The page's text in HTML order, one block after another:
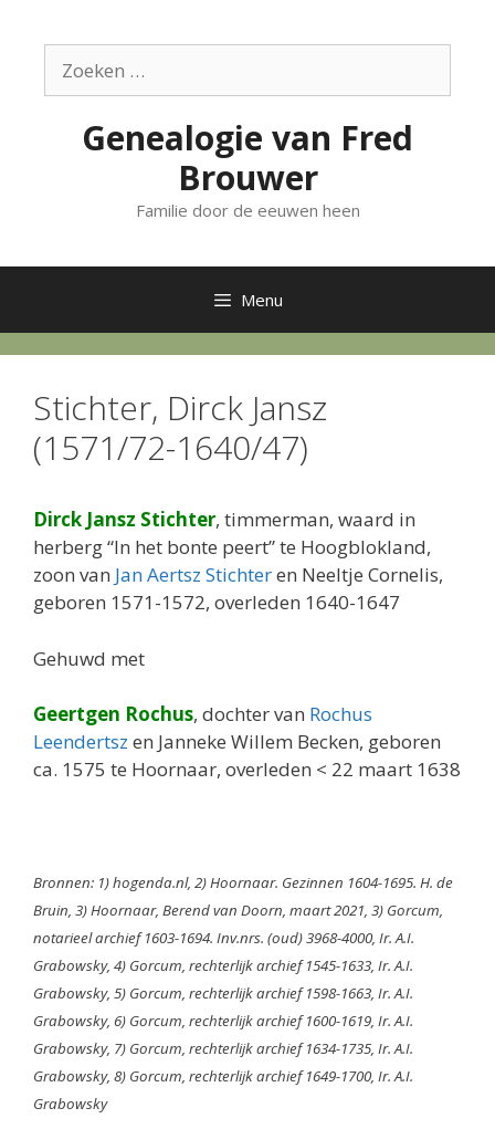
inhoudnaar:
Genealogie van Fred
Brouwer
Familie door de eeuwen heen
Menu
Stichter, Dirck Jansz
(1571/72-1640/47)
Dirck Jansz Stichter, timmerman, waard in
herberg “In het bonte peert” te Hoogblokland,
zoon van Jan Aertsz Stichteren Neeltje Cornelis,
geboren 1571-1572, overleden 1640-1647
Gehuwd met
Geertgen Rochus, dochter van Rochus
Leendertsz en Janneke Willem Becken, geboren
ca. 1575 te Hoornaar, overleden < 22 maart 1638
Bronnen: 1) hogenda.nl, 2) Hoornaar. Gezinnen 1604-1695. H. de
Bruin, 3) Hoornaar, Berend van Doorn, maart 2021, 3) Gorcum,
notarieel archief 1603-1694. Inv.nrs. (oud) 3968-4000, Ir. A.I.
Grabowsky, 4) Gorcum, rechterlijk archief 1545-1633, Ir. A.I.
Grabowsky, 5) Gorcum, rechterlijk archief 1598-1663, Ir. A.I.
Grabowsky, 6) Gorcum, rechterlijk archief 1600-1619, Ir. A.I.
Grabowsky, 7) Gorcum, rechterlijk archief 1634-1735, Ir. A.I.
Grabowsky, 8) Gorcum, rechterlijk archief 1649-1700, Ir. A.I.
Grabowsky